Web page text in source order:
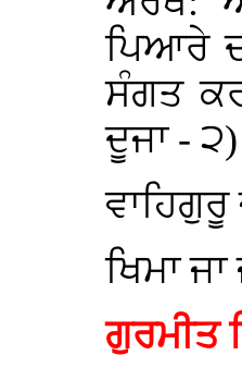
ਪਿਆਰੇ
ਸੰਗਤ
ਦੂਜਾ - ੨)
ਵਾਹਿਗੁਰੂ
ਖਿਮਾ
ਗੁਰਮੀਤ